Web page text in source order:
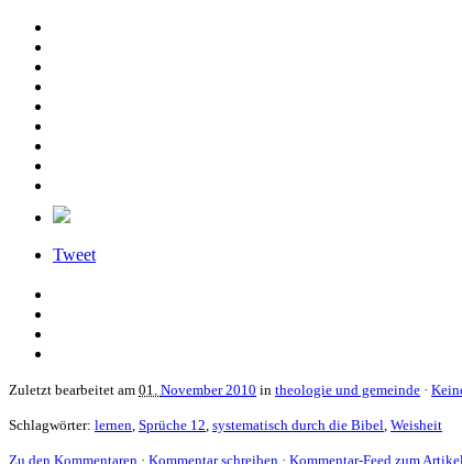
Tweet
Zuletzt bearbeitet am 01. November 2010 in theologie und gemeinde ·
Schlagwörter: lernen Sprüche 12 systematisch durch die Bibel Weisheit
Zu den Kommentaren · Kommentar schreiben · Kommentar-Feed zum Artikel